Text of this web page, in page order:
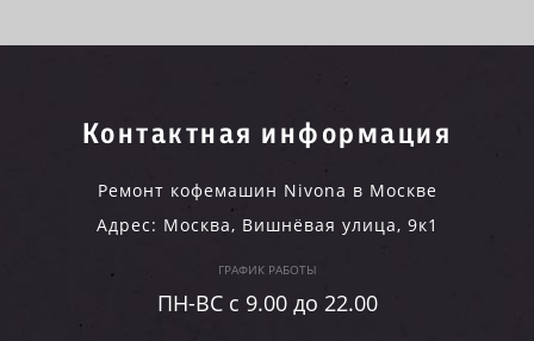
Контактная информация
Ремонт кофемашин Nivona в Москве
Адрес: Москва, Вишнёвая улица, 9к1
ГРАФИК РАБОТЫ
ПН-ВC c 9.00 до 22.00